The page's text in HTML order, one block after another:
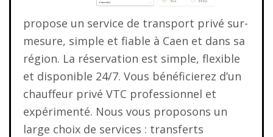
propose un service de transport privé sur-
mesure, simple et fiable à Caen et dans sa
région. La réservation est simple, flexible
et disponible 24/7. Vous bénéficierez d’un
chauffeur privé VTC professionnel et
expérimenté. Nous vous proposons un
large choix de services : transferts